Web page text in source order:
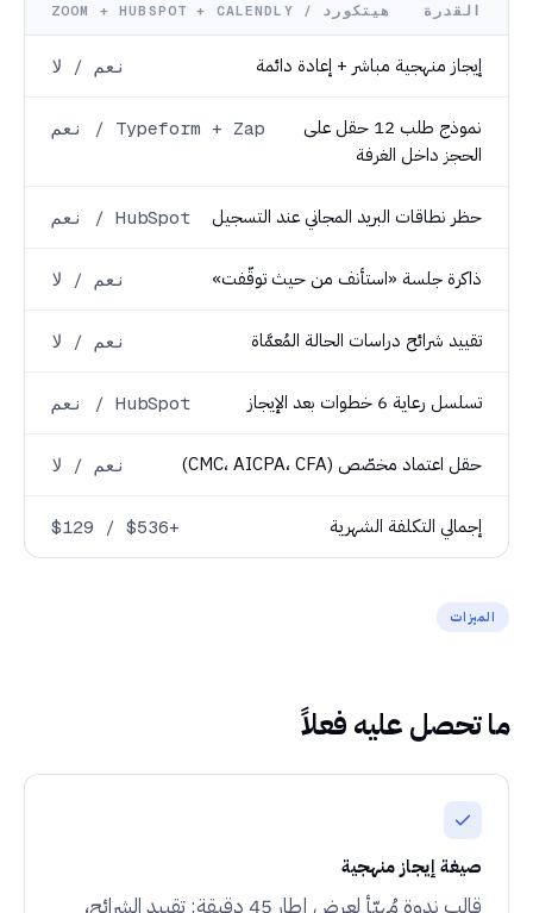
القدرة هيتكورد / ZOOM + HUBSPOT + CALENDLY
إيجاز منهجية مباشر + إعادة دائمة نعم / لا
نموذج طلب 12 حقل على
الحجز داخل الغرفة
نعم / Typeform + Zap
حظر نطاقات البريد المجاني عند التسجيل نعم / HubSpot
ذاكرة جلسة «استأنف من حيث توقّفت» نعم / لا
تقييد شرائح دراسات الحالة المُعمَّاة نعم / لا
تسلسل رعاية 6 خطوات بعد الإيجاز نعم / HubSpot
حقل اعتماد مخصّص (CMC، AICPA، CFA) نعم / لا
إجمالي التكلفة الشهرية $129 / $536+
الميزات
ما تحصل عليه فعلاً
صيغة إيجاز منهجية
قالب ندوة مُهيّأ لعرض إطار 45 دقيقة: تقييد الشرائح،